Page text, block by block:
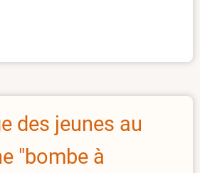
des jeunes au
"bombe à